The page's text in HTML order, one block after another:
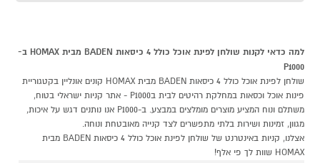
למה כדאי לקנות שולחן לפינת אוכל כולל 4 כיסאות BADEN מבית HOMAX ב-
P1000
שולחן לפינת אוכל כולל 4 כיסאות BADEN מבית HOMAX קונים אונליין בקטגוריית
פינות אוכל וכסאות במחלקת רהיטים לבית בP1000 - אתר קניות ישראלי בטוח,
משתלם ונוח המציע מוצרים מומלצים במבצע. ב-P1000 אנו נותנים דגש על איכות,
מגוון, זמינות ושירות בלתי מתפשרים לצד קנייה מאובטחת ונוחה.
אצלנו, קניות באינטרנט של שולחן לפינת אוכל כולל 4 כיסאות BADEN מבית
HOMAX שוות לך פי אלף!